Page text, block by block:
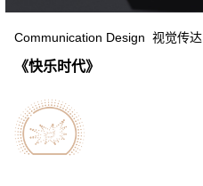
Communication Design 视觉传达
《快乐时代》